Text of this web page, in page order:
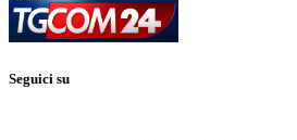
Seguici su